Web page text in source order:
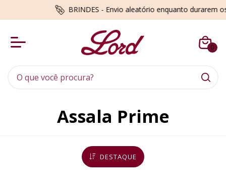
BRINDES - Envio aleatório enquanto durarem os estoques
0
Assala Prime
DESTAQUE